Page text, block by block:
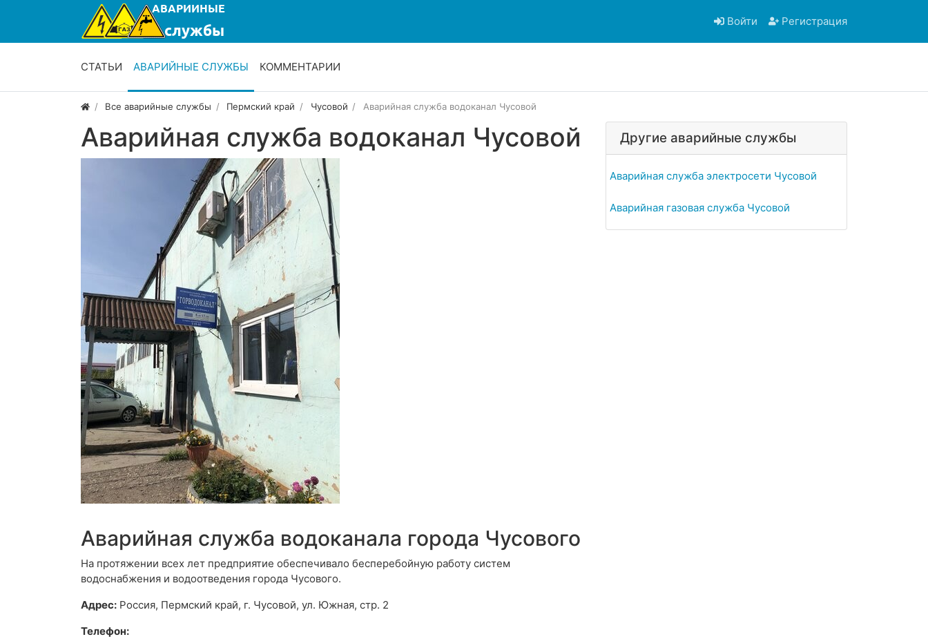
Войти Регистрация
СТАТЬИ АВАРИЙНЫЕ СЛУЖБЫ КОММЕНТАРИИ
Все аварийные службы Пермский край Чусовой Аварийная служба водоканал Чусовой
Аварийная служба водоканал Чусовой
Аварийная служба водоканала города Чусового
На протяжении всех лет предприятие обеспечивало бесперебойную работу систем
водоснабжения и водоотведения города Чусового.
Адрес: Россия, Пермский край, г. Чусовой, ул. Южная, стр. 2
Телефон:
Другие аварийные службы
Аварийная служба электросети Чусовой
Аварийная газовая служба Чусовой